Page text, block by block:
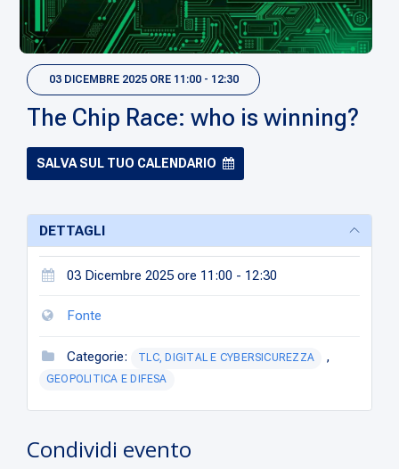
03 DICEMBRE 2025 ORE 11:00 - 12:30
The Chip Race: who is winning?
SALVA SUL TUO CALENDARIO
DETTAGLI
03 Dicembre 2025 ore 11:00 - 12:30
Fonte
Categorie: TLC, DIGITAL E CYBERSICUREZZA ,
GEOPOLITICA E DIFESA
Condividi evento